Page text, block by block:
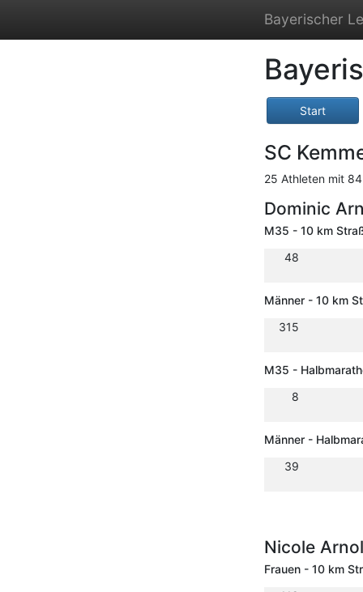
Bayerischer
Start
SC
25 Athleten mit
Dominic
M35 - 10 km
48
Männer - 10 km
315
M35 -
8
Männer -
39
Nicole
Frauen - 10 km